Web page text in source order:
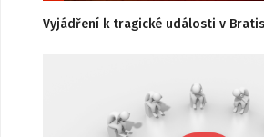
Vyjádření k tragické události v